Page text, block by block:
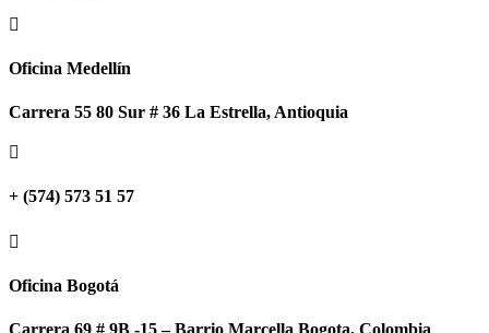

Oficina Medellín
Carrera 55 80 Sur # 36 La Estrella, Antioquia

+ (574) 573 51 57

Oficina Bogotá
Carrera 69 # 9B -15 – Barrio Marcella Bogota, Colombia